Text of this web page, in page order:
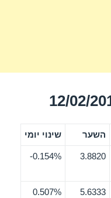
השער שינוי יומי
3.8820
0.154%-
5.6333
0.507%